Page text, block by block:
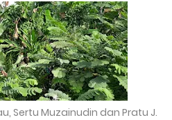
Sertu Muzainudin dan Pratu J.